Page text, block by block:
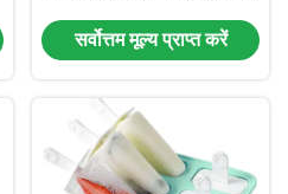
मुक्त बेस्वाद खाद्य ग्रेड
सर्वोत्तम मूल्य प्राप्त करें